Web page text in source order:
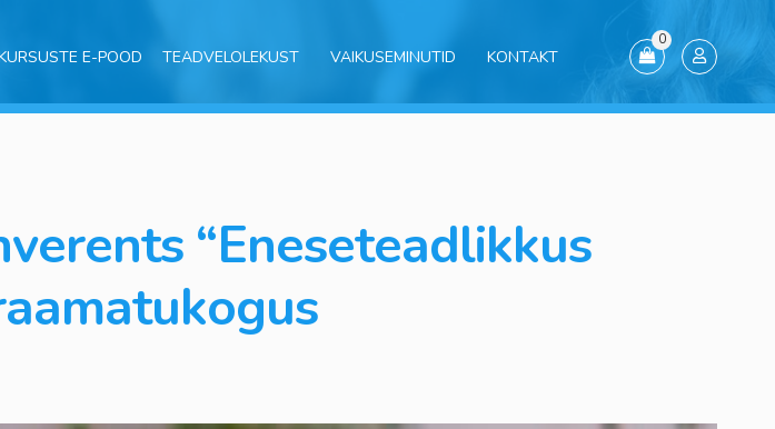
E-POOD TEADVELOLEKUST VAIKUSEMINUTID KONTAKT
0
“Eneseteadlikkus